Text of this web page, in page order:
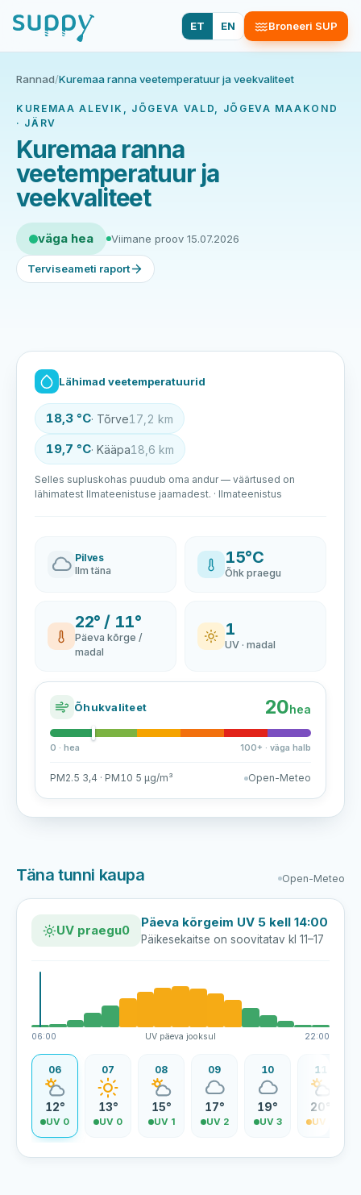
ET EN Broneeri SUP
Rannad/Kuremaa ranna veetemperatuur ja veekvaliteet
KUREMAA ALEVIK, JÕGEVA VALD, JÕGEVA MAAKOND
· JÄRV
Kuremaa ranna
veetemperatuur ja
veekvaliteet
väga hea Viimane proov 15.07.2026
Terviseameti raport
Lähimad veetemperatuurid
18,3 °C· Tõrve17,2 km
19,7 °C· Kääpa18,6 km
Selles supluskohas puudub oma andur — väärtused on
lähimatest Ilmateenistuse jaamadest. · Ilmateenistus
Pilves
Ilm täna
15°C
Õhk praegu
22° / 11°
Päeva kõrge /
madal
1
UV · madal
Õhukvaliteet 20hea
0 · hea 100+ · väga halb
PM2.5 3,4 · PM10 5 µg/m³ Open-Meteo
Täna tunni kaupa Open-Meteo
UV praegu0
Päeva kõrgeim UV 5 kell 14:00
Päikesekaitse on soovitatav kl 11–17
06:00 UV päeva jooksul 22:00
06
12°
UV 0
07
13°
UV 0
08
15°
UV 1
09
17°
UV 2
10
19°
UV 3
11
20°
UV 4